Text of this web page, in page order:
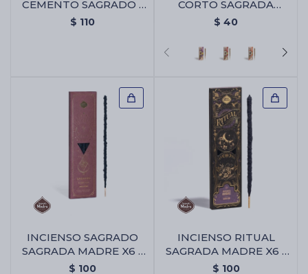
CEMENTO SAGRADO -
Portaincienso Cemento
$ 110
CORTO SAGRADA
MADRE X4 - Lavanda
$ 40
INCIENSO SAGRADO
SAGRADA MADRE X6 -
Amor Eterno
$ 100
INCIENSO RITUAL
SAGRADA MADRE X6 -
Abundancia
$ 100